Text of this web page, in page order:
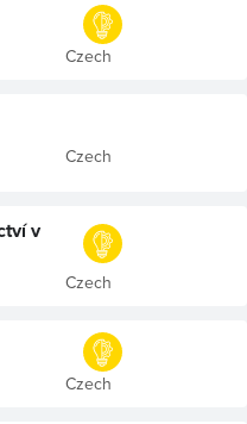
Czech
Czech
v
Czech
Czech